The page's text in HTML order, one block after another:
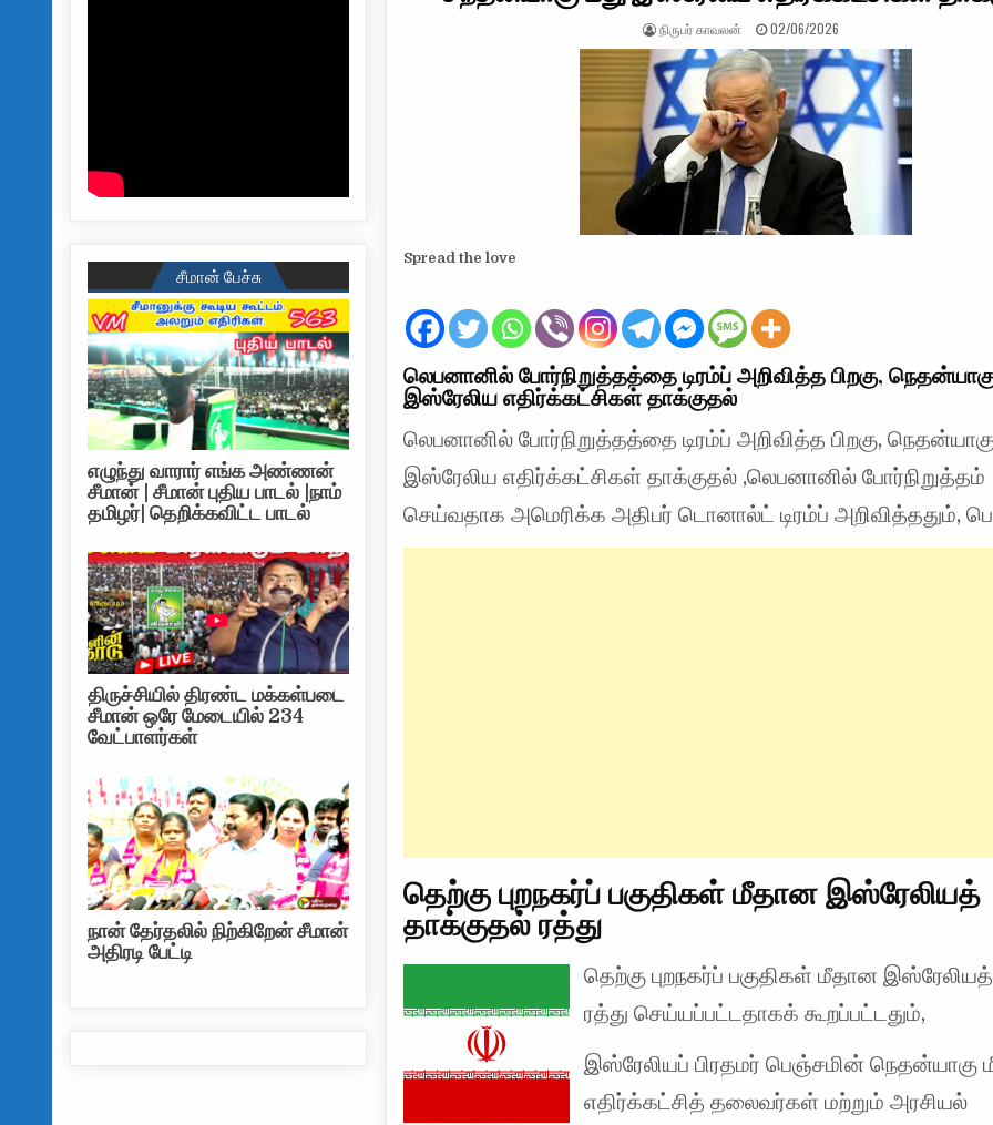
AUTHOR:
நிருபர் காவலன் PUBLISHED DATE:
02/06/2026
Spread the love
லெபனானில் போர்நிறுத்தத்தை டிரம்ப் அறிவித்த பிறகு,
இஸ்ரேலிய எதிர்க்கட்சிகள் தாக்குதல்
லெபனானில் போர்நிறுத்தத்தை டிரம்ப் அறிவித்த பிறகு,
இஸ்ரேலிய எதிர்க்கட்சிகள் தாக்குதல் ,லெபனானில் போர்நிறுத்தம்
செய்வதாக அமெரிக்க அதிபர் டொனால்ட் டிரம்ப் அறிவித்ததும்,
தெற்கு புறநகர்ப் பகுதிகள் மீதான இஸ்ரேலியத்
தாக்குதல் ரத்து
தெற்கு புறநகர்ப் பகுதிகள் மீதான
ரத்து செய்யப்பட்டதாகக் கூறப்பட்டதும்,
இஸ்ரேலியப் பிரதமர் பெஞ்சமின் நெதன்யாகு
எதிர்க்கட்சித் தலைவர்கள் மற்றும் அரசியல்
சீமான் பேச்சு
எழுந்து வாரார் எங்க அண்ணன்
சீமான் | சீமான் புதிய பாடல் |நாம்
தமிழர்| தெறிக்கவிட்ட பாடல்
திருச்சியில் திரண்ட மக்கள்படை
சீமான் ஒரே மேடையில் 234
வேட்பாளர்கள்
நான் தேர்தலில் நிற்கிறேன் சீமான்
அதிரடி பேட்டி